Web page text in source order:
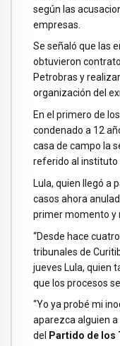
según las
empresas.
Se señaló que las
obtuvieron
Petrobras y
organización del
En el primero de
condenado a 12
casa de campo la
referido al instituto
Lula, quien llegó a
casos ahora
primer momento y
“Desde hace
tribunales de
jueves Lula, quien
que los procesos
“Yo ya probé mi
aparezca alguien a
del
Partido de los